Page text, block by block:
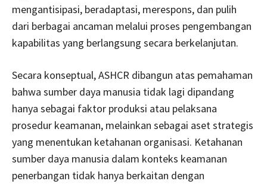
mengantisipasi, beradaptasi, merespons, dan pulih
dari berbagai ancaman melalui proses pengembangan
kapabilitas yang berlangsung secara berkelanjutan.
Secara konseptual, ASHCR dibangun atas pemahaman
bahwa sumber daya manusia tidak lagi dipandang
hanya sebagai faktor produksi atau pelaksana
prosedur keamanan, melainkan sebagai aset strategis
yang menentukan ketahanan organisasi. Ketahanan
sumber daya manusia dalam konteks keamanan
penerbangan tidak hanya berkaitan dengan